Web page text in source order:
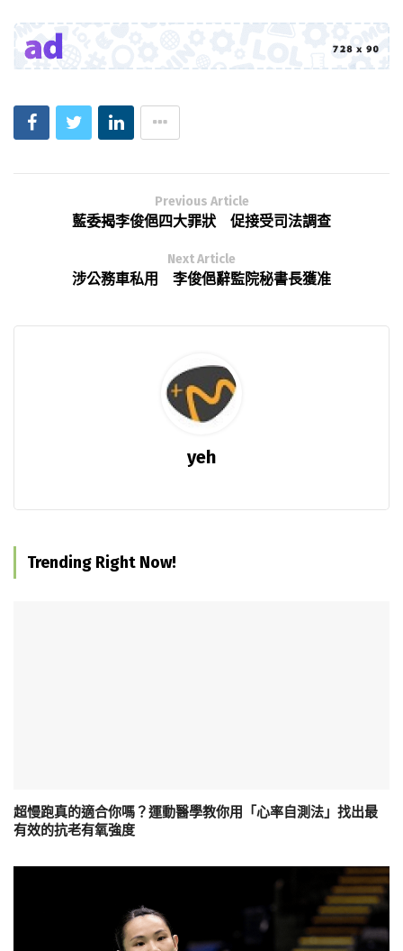
Previous Article
藍委揭李俊俋四大罪狀 促接受司法調查
Next Article
涉公務車私用 李俊俋辭監院秘書長獲准
yeh
Trending Right Now!
超慢跑真的適合你嗎？運動醫學教你用「心率自測法」找出最
有效的抗老有氧強度